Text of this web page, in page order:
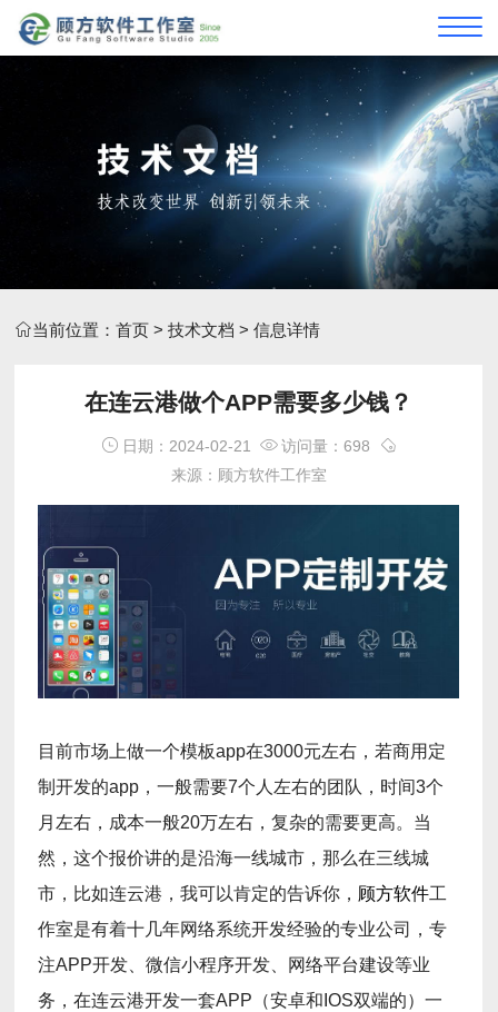
当前位置：首页 >技术文档 > 信息详情
在连云港做个APP需要多少钱？
日期：2024-02-21
访问量：698
来源：顾方软件工作室
目前市场上做一个模板app在3000元左右，若商用定
制开发的app，一般需要7个人左右的团队，时间3个
月左右，成本一般20万左右，复杂的需要更高。当
然，这个报价讲的是沿海一线城市，那么在三线城
市，比如连云港，我可以肯定的告诉你， 顾方软件工
作室是有着十几年网络系统开发经验的专业公司，专
注APP开发、微信小程序开发、网络平台建设等业
务，在连云港开发一套APP（安卓和IOS双端的）一